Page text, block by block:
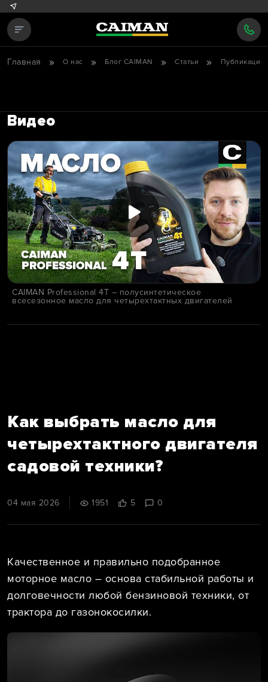
Главная О нас Блог CAIMAN Статьи Публикации
Видео
CAIMAN Professional 4T – полусинтетическое
всесезонное масло для четырехтактных двигателей
Как выбрать масло для
четырехтактного двигателя
садовой техники?
04 мая 2026 1951 5 0
Качественное и правильно подобранное
моторное масло – основа стабильной работы и
долговечности любой бензиновой техники, от
трактора до газонокосилки.